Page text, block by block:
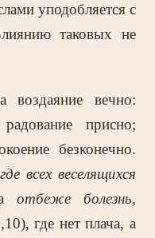
уподобляется с
таковых не
вечно:
присно;
безконечно.
где всех веселящихся
отбеже болезнь,
где нет плача, а